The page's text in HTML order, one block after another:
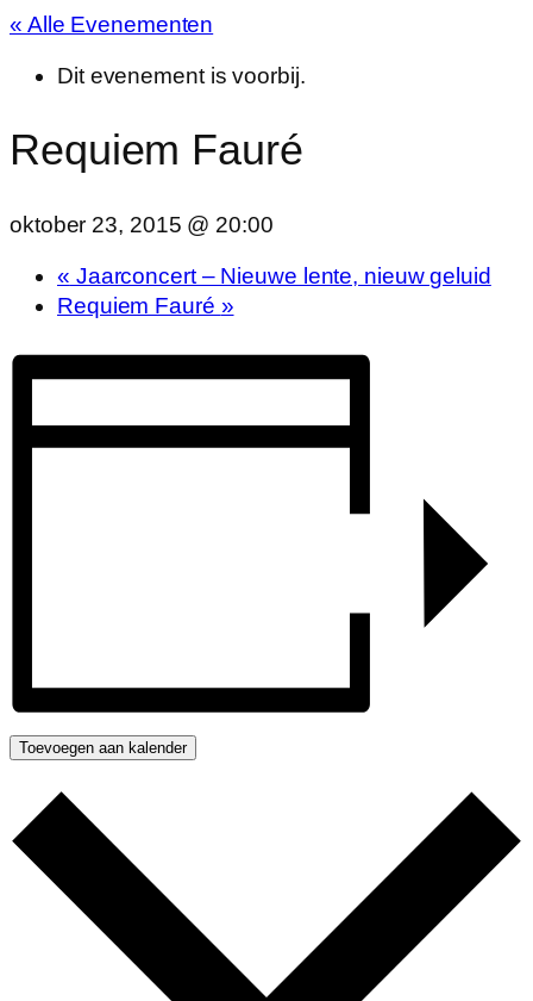
« Alle Evenementen
Dit evenement is voorbij.
Requiem Fauré
oktober 23, 2015 @ 20:00
« Jaarconcert – Nieuwe lente, nieuw geluid
Requiem Fauré »
Toevoegen aan kalender